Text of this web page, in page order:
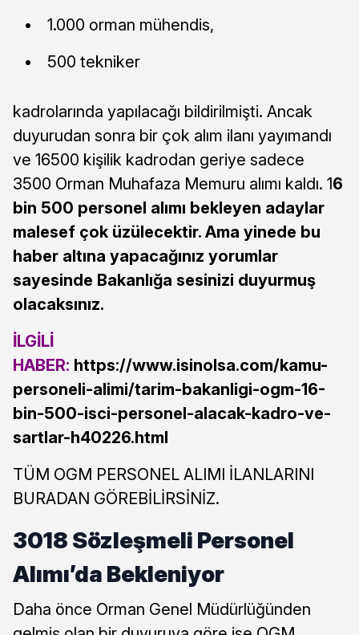
1.000 orman mühendis,
500 tekniker
kadrolarında yapılacağı bildirilmişti. Ancak
duyurudan sonra bir çok alım ilanı yayımandı
ve 16500 kişilik kadrodan geriye sadece
3500 Orman Muhafaza Memuru alımı kaldı. 16
bin 500 personel alımı bekleyen adaylar
malesef çok üzülecektir. Ama yinede bu
haber altına yapacağınız yorumlar
sayesinde Bakanlığa sesinizi duyurmuş
olacaksınız.
İLGİLİ
HABER: https://www.isinolsa.com/kamu-
personeli-alimi/tarim-bakanligi-ogm-16-
bin-500-isci-personel-alacak-kadro-ve-
sartlar-h40226.html
TÜM OGM PERSONEL ALIMI İLANLARINI
BURADAN GÖREBİLİRSİNİZ.
3018 Sözleşmeli Personel
Alımı’da Bekleniyor
Daha önce Orman Genel Müdürlüğünden